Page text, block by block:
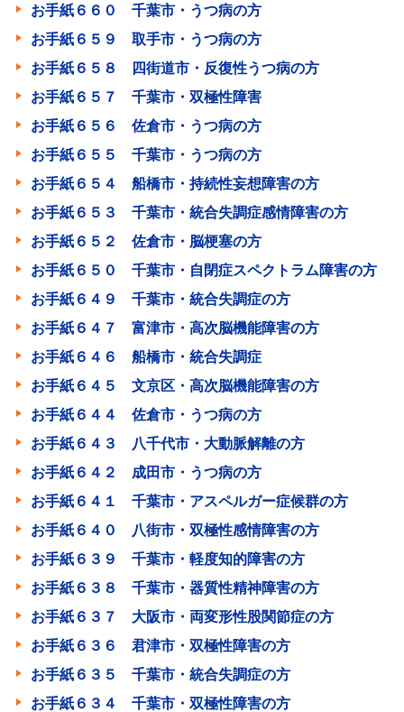
お手紙６６０ 千葉市・うつ病の方
お手紙６５９ 取手市・うつ病の方
お手紙６５８ 四街道市・反復性うつ病の方
お手紙６５７ 千葉市・双極性障害
お手紙６５６ 佐倉市・うつ病の方
お手紙６５５ 千葉市・うつ病の方
お手紙６５４ 船橋市・持続性妄想障害の方
お手紙６５３ 千葉市・統合失調症感情障害の方
お手紙６５２ 佐倉市・脳梗塞の方
お手紙６５０ 千葉市・自閉症スペクトラム障害の方
お手紙６４９ 千葉市・統合失調症の方
お手紙６４７ 富津市・高次脳機能障害の方
お手紙６４６ 船橋市・統合失調症
お手紙６４５ 文京区・高次脳機能障害の方
お手紙６４４ 佐倉市・うつ病の方
お手紙６４３ 八千代市・大動脈解離の方
お手紙６４２ 成田市・うつ病の方
お手紙６４１ 千葉市・アスペルガー症候群の方
お手紙６４０ 八街市・双極性感情障害の方
お手紙６３９ 千葉市・軽度知的障害の方
お手紙６３８ 千葉市・器質性精神障害の方
お手紙６３７ 大阪市・両変形性股関節症の方
お手紙６３６ 君津市・双極性障害の方
お手紙６３５ 千葉市・統合失調症の方
お手紙６３４ 千葉市・双極性障害の方